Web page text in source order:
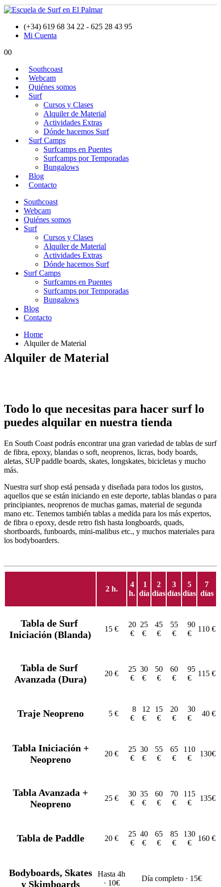
(+34) 619 68 34 22 - 625 28 43 95
Mi Cuenta
00
Southcoast
Webcam
Quiénes somos
Surf
Cursos y Clases
Alquiler de Material
Actividades Extras
Dónde hacemos Surf
Surf Camps
Surfcamps en Puentes
Surfcamps por Temporadas
Bungalows
Blog
Contacto
Southcoast
Webcam
Quiénes somos
Surf
Cursos y Clases
Alquiler de Material
Actividades Extras
Dónde hacemos Surf
Surf Camps
Surfcamps en Puentes
Surfcamps por Temporadas
Bungalows
Blog
Contacto
Home
Alquiler de Material
Alquiler de Material
Todo lo que necesitas para hacer surf lo
puedes alquilar en nuestra tienda
En South Coast podrás encontrar una gran variedad de tablas de surf
de fibra, epoxy, blandas o soft, neoprenos, licras, body boards,
aletas, SUP paddle boards, skates, longskates, bicicletas y mucho
más.
Nuestra surf shop está pensada y diseñada para todos los gustos,
aquellos que se están iniciando en este deporte, tablas blandas o para
principiantes, neoprenos de muchas gamas, material de segunda
mano etc. Tenemos también tablas a medida para los más expertos,
de fibra o epoxy, desde retro fish hasta longboards, quads,
shortboards, funboards, mini-malibus etc., y muchos materiales para
los bodyboarders.
2 h.
4
h.
1
día
2
días
3
días
5
días
7
días
Tabla de Surf
Iniciación (Blanda)
15 €
20
€
25
€
45
€
55
€
90
€
110 €
Tabla de Surf
Avanzada (Dura)
20 €
25
€
30
€
50
€
60
€
95
€
115 €
Traje Neopreno 5 €
8
€
12
€
15
€
20
€
30
€
40 €
Tabla Iniciación +
Neopreno
20 €
25
€
30
€
55
€
65
€
110
€
130€
Tabla Avanzada +
Neopreno
25 €
30
€
35
€
60
€
70
€
115
€
135€
Tabla de Paddle 20 €
25
€
40
€
65
€
85
€
130
€
160 €
Bodyboards, Skates
y Skimboards
Hasta 4h
· 10€
Día completo · 15€